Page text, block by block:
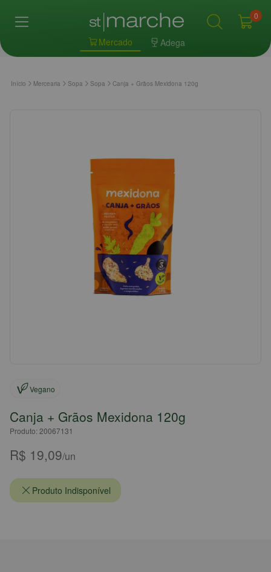
Mercado Adega
0
Início Mercearia Sopa Sopa Canja + Grãos Mexidona 120g
Vegano
Canja + Grãos Mexidona 120g
Produto: 20067131
R$ 19,09/un
Produto Indisponível